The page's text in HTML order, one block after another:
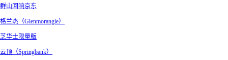
群山回响京东
格兰杰（Glenmorangie）
芝华士限量版
云顶（Springbank）